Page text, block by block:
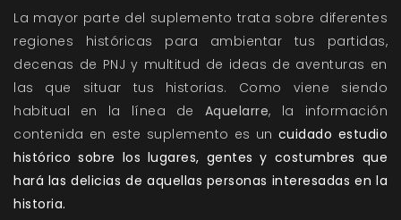
La mayor parte del suplemento trata sobre diferentes
regiones históricas para ambientar tus partidas,
decenas de PNJ y multitud de ideas de aventuras en
las que situar tus historias. Como viene siendo
habitual en la línea de Aquelarre, la información
contenida en este suplemento es un cuidado estudio
histórico sobre los lugares, gentes y costumbres que
hará las delicias de aquellas personas interesadas en la
historia.